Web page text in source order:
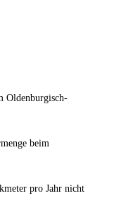
Oldenburgisch-
beim
pro Jahr nicht